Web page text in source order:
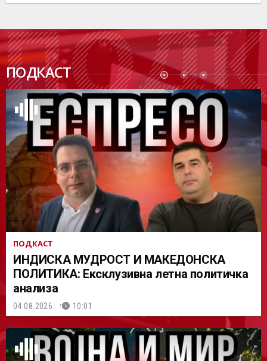
ПОДКАСТ
ПОДК
АСТ
ПОДКАСТ
ИНДИСКА МУДРОСТ И МАКЕДОНСКА
ПОЛИТИКА: Ексклузивна летна политичка
анализа
04.08.2026. 10:01